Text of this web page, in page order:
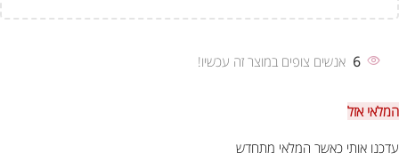
6 אנשים צופים במוצר זה עכשיו!
המלאי אזל
עדכנו אותי כאשר המלאי מתחדש